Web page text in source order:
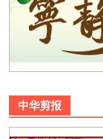
中华剪报